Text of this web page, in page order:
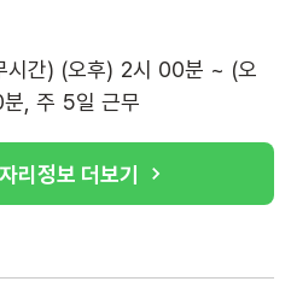
시간) (오후) 2시 00분 ~ (오
, 주 5일 근무
리정보 더보기